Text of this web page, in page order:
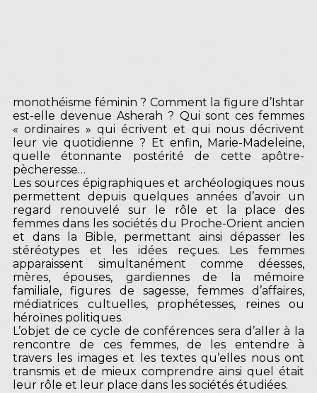
monothéisme féminin ? Comment la figure d’Ishtar
est-elle devenue Asherah ? Qui sont ces femmes
« ordinaires » qui écrivent et qui nous décrivent
leur vie quotidienne ? Et enfin, Marie-Madeleine,
quelle étonnante postérité de cette apôtre-
pècheresse…
Les sources épigraphiques et archéologiques nous
permettent depuis quelques années d’avoir un
regard renouvelé sur le rôle et la place des
femmes dans les sociétés du Proche-Orient ancien
et dans la Bible, permettant ainsi dépasser les
stéréotypes et les idées reçues. Les femmes
apparaissent simultanément comme déesses,
mères, épouses, gardiennes de la mémoire
familiale, figures de sagesse, femmes d’affaires,
médiatrices cultuelles, prophétesses, reines ou
héroïnes politiques.
L’objet de ce cycle de conférences sera d’aller à la
rencontre de ces femmes, de les entendre à
travers les images et les textes qu’elles nous ont
transmis et de mieux comprendre ainsi quel était
leur rôle et leur place dans les sociétés étudiées.